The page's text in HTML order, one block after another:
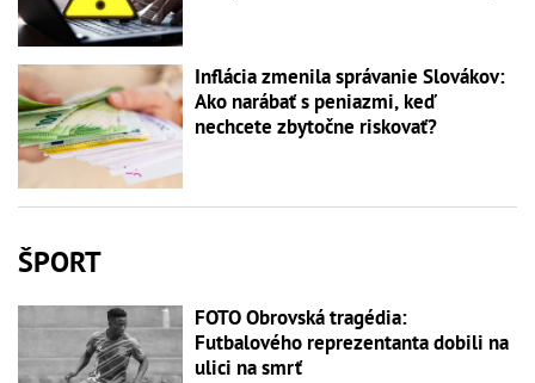
Inflácia zmenila správanie Slovákov:
Ako narábať s peniazmi, keď
nechcete zbytočne riskovať?
ŠPORT
FOTO Obrovská tragédia:
Futbalového reprezentanta dobili na
ulici na smrť